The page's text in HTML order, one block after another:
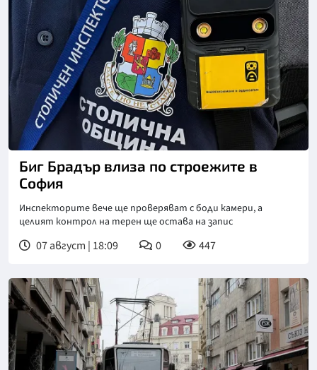
Снимка: БНТ
Биг Брадър влиза по строежите в
София
Инспекторите вече ще проверяват с боди камери, а
целият контрол на терен ще остава на запис
07 август | 18:09 0 447